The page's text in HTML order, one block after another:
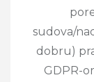
sudova/
dobru)
GDPR-